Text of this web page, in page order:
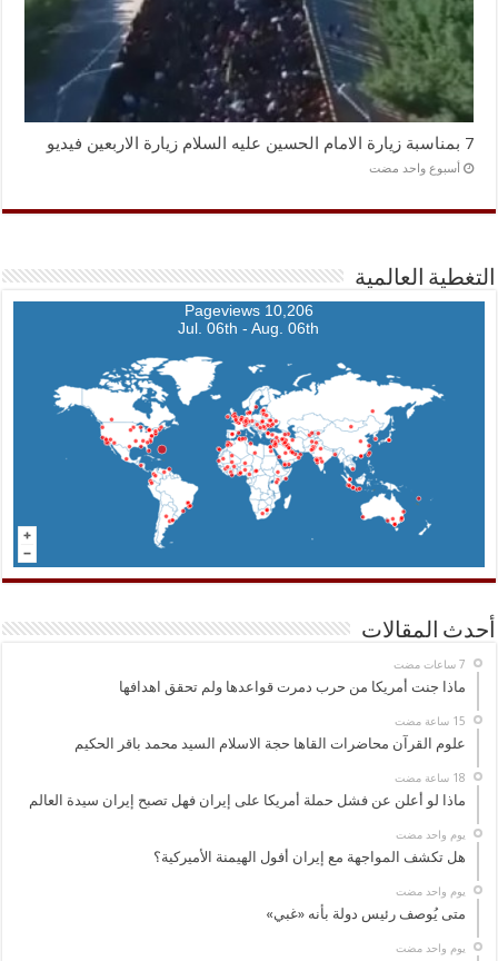
7 بمناسبة زيارة الامام الحسين عليه السلام زيارة الاربعين فيديو
‏أسبوع واحد مضت
التغطية العالمية
10,206 Pageviews
Jul. 06th - Aug. 06th
أحدث المقالات
ماذا جنت أمريكا من حرب دمرت قواعدها ولم تحقق اهدافها
علوم القرآن محاضرات القاها حجة الاسلام السيد محمد باقر الحكيم
ماذا لو أعلن عن فشل حملة أمريكا على إيران فهل تصبح إيران سيدة العالم
‏يوم واحد مضت
هل تكشف المواجهة مع إيران أفول الهيمنة الأميركية؟
‏يوم واحد مضت
متى يُوصف رئيس دولة بأنه «غبي»
‏يوم واحد مضت